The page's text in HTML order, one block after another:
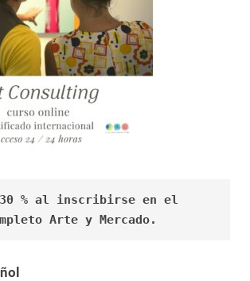
30 % al inscribirse en el
Arte y Mercado.